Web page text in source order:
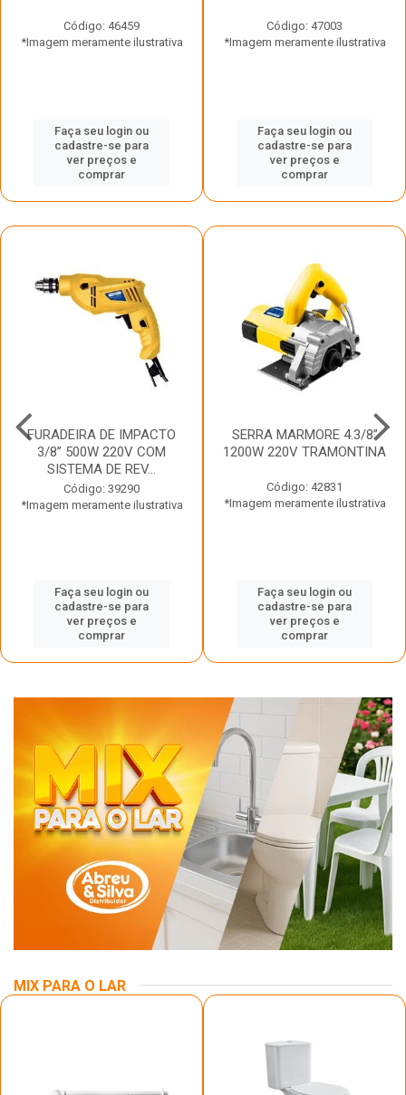
Código: 46459
*Imagem meramente ilustrativa
Faça seu login ou
cadastre-se para
ver preços e
comprar
Código: 47003
*Imagem meramente ilustrativa
Faça seu login ou
cadastre-se para
ver preços e
comprar
FURADEIRA DE IMPACTO
3/8” 500W 220V COM
SISTEMA DE REV...
Código: 39290
*Imagem meramente ilustrativa
Faça seu login ou
cadastre-se para
ver preços e
comprar
SERRA MARMORE 4.3/8”
1200W 220V TRAMONTINA
Código: 42831
*Imagem meramente ilustrativa
Faça seu login ou
cadastre-se para
ver preços e
comprar
MIX PARA O LAR